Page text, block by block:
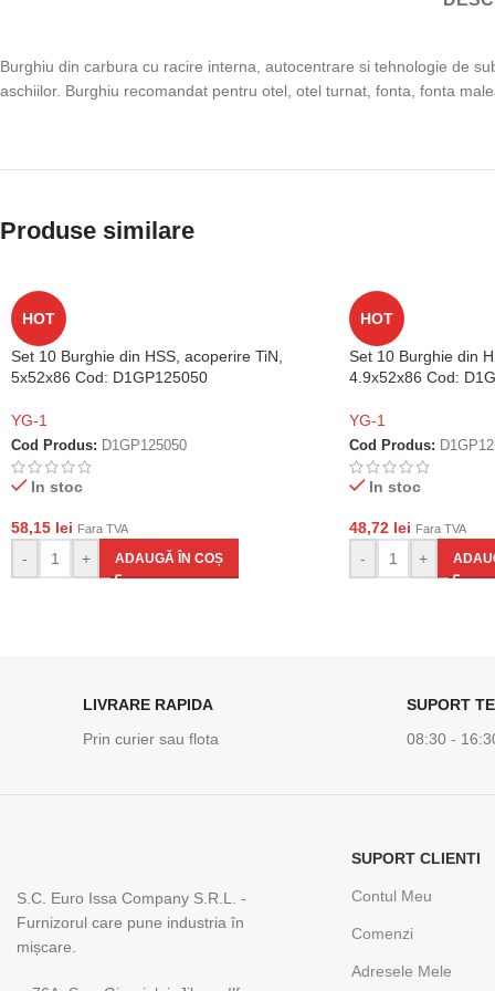
Burghiu din carbura cu racire interna, autocentrare si tehnologie de
aschiilor. Burghiu recomandat pentru otel, otel turnat, fonta, fonta
Produse similare
HOT
Set 10 Burghie din HSS, acoperire TiN,
5x52x86 Cod: D1GP125050
YG-1
Cod Produs: D1GP125050
In stoc
58,15 lei Fara TVA
- + ADAUGĂ ÎN COȘ
HOT
Set 10 Burghie din
4.9x52x86 Cod:
YG-1
Cod Produs:
In stoc
48,72 lei Fara TVA
- +
LIVRARE RAPIDA
Prin curier sau flota
SUPORT
08:30 -
S.C. Euro Issa Company S.R.L. -
Furnizorul care pune industria în
mișcare.
SUPORT CLIENTI
Contul Meu
Comenzi
Adresele Mele